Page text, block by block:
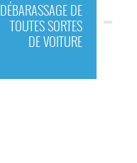
DÉBARASSAGE DE
TOUTES SORTES
DE VOITURE